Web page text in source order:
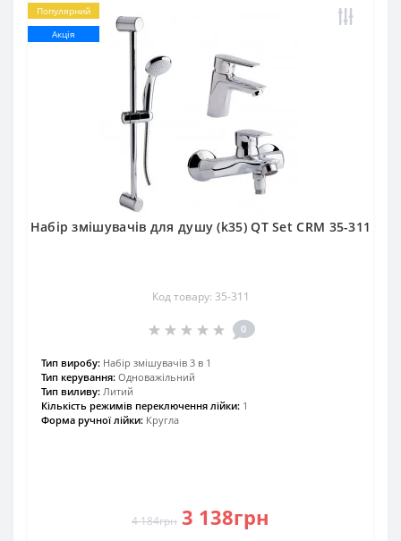
Популярний
Акція
Набір змішувачів для душу (k35) QT Set CRM 35-311
Код товару: 35-311
0
Тип виробу: Набір змішувачів 3 в 1
Тип керування: Одноважільний
Тип виливу: Литий
Кількість режимів переключення лійки: 1
Форма ручної лійки: Кругла
4 184грн 3 138грн